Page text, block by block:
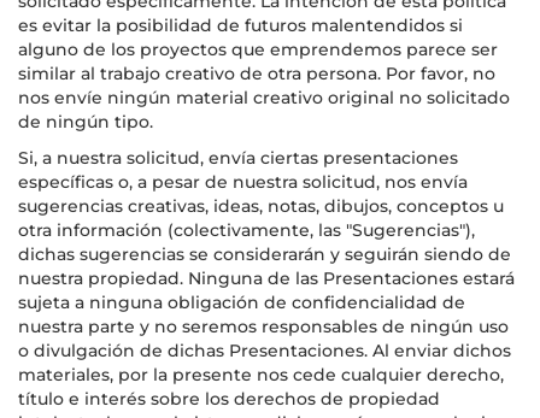
es evitar la posibilidad de futuros malentendidos si
alguno de los proyectos que emprendemos parece ser
similar al trabajo creativo de otra persona. Por favor, no
nos envíe ningún material creativo original no solicitado
de ningún tipo.
Si, a nuestra solicitud, envía ciertas presentaciones
específicas o, a pesar de nuestra solicitud, nos envía
sugerencias creativas, ideas, notas, dibujos, conceptos u
otra información (colectivamente, las "Sugerencias"),
dichas sugerencias se considerarán y seguirán siendo de
nuestra propiedad. Ninguna de las Presentaciones estará
sujeta a ninguna obligación de confidencialidad de
nuestra parte y no seremos responsables de ningún uso
o divulgación de dichas Presentaciones. Al enviar dichos
materiales, por la presente nos cede cualquier derecho,
título e interés sobre los derechos de propiedad